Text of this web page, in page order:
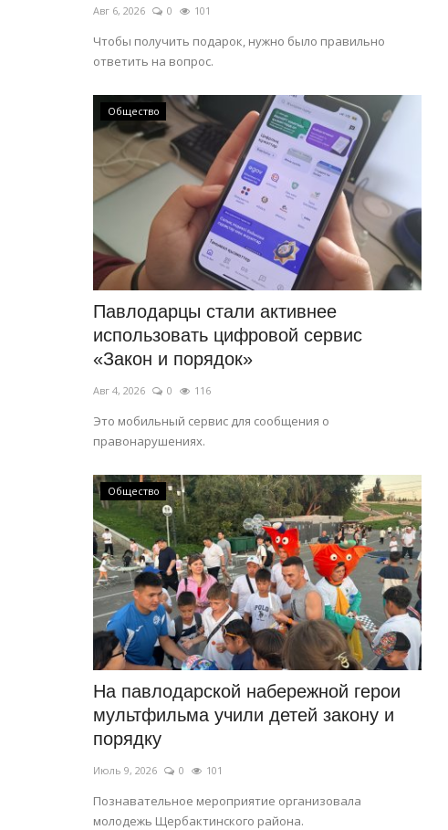
Авг 6, 2026 0 101
Чтобы получить подарок, нужно было правильно
ответить на вопрос.
Общество
Павлодарцы стали активнее
использовать цифровой сервис
«Закон и порядок»
Авг 4, 2026 0 116
Это мобильный сервис для сообщения о
правонарушениях.
Общество
На павлодарской набережной герои
мультфильма учили детей закону и
порядку
Июль 9, 2026 0 101
Познавательное мероприятие организовала
молодежь Щербактинского района.